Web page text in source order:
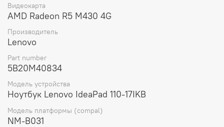
Вес материнской платы составляет 300 грамм, что
делает ее легкой и удобной для установки.
В комплект поставки входит материнская плата.
Выбирая материнскую плату для ноутбука Lenovo
ideapad 110-17IKB I3-7100U 2GL 4G W/RTC WIN
проверенного бренда, которая обеспечит стабильную
работу вашего устройства и позволит наслаждаться
всеми возможностями современных технологий.
Видеокарта
AMD Radeon R5 M430 4G
Производитель
Lenovo
Part number
5B20M40834
Модель устройства
Ноутбук Lenovo IdeaPad 110-17IKB
Модель платформы (compal)
NM-B031